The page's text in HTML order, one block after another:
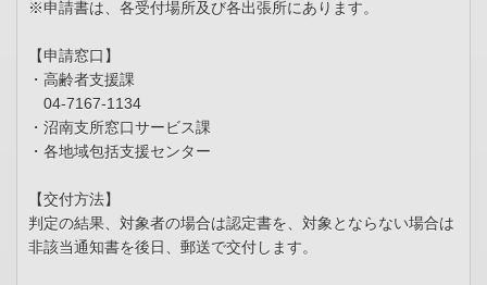
※申請書は、各受付場所及び各出張所にあります。
【申請窓口】
・高齢者支援課
04-7167-1134
・沼南支所窓口サービス課
・各地域包括支援センター
【交付方法】
判定の結果、対象者の場合は認定書を、対象とならない場合は
非該当通知書を後日、郵送で交付します。